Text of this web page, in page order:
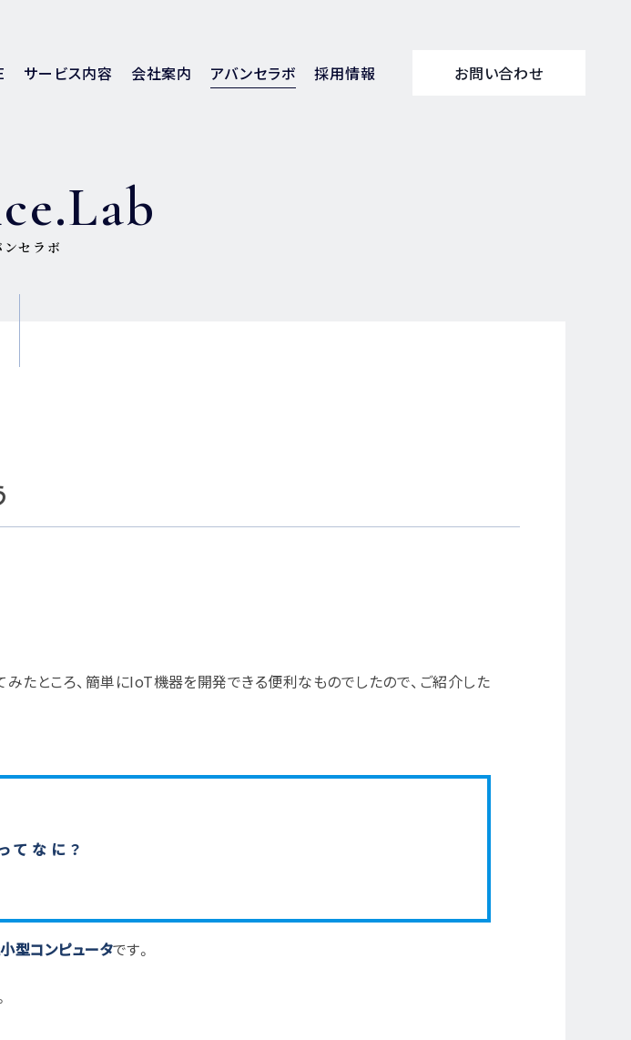
サービス内容 会社案内 アバンセラボ 採用情報 お問い合わせ
ンセラボ
みたところ、簡単にIoT機器を開発できる便利なものでしたので、ご紹介した
なに？
型コンピュータです。